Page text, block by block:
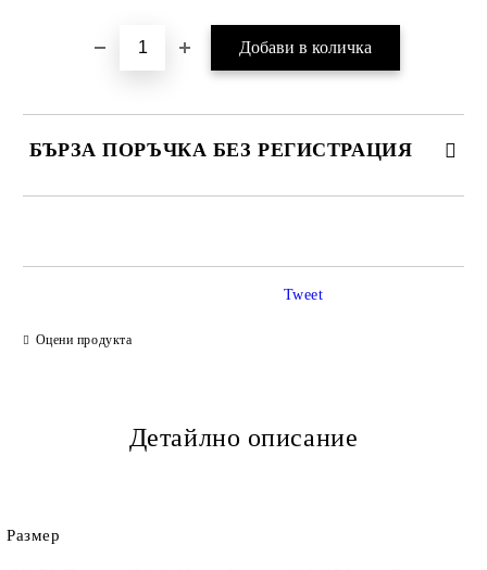
БЪРЗА ПОРЪЧКА БЕЗ РЕГИСТРАЦИЯ
Оцени продукта
Tweet
Детайлно описание
Размер